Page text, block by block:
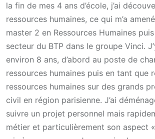
la fin de mes 4 ans d’école, j’ai
ressources humaines, ce qui m’a
master 2 en Ressources Humaines
secteur du BTP dans le groupe Vinci.
environ 8 ans, d’abord au poste de
ressources humaines puis en tant que
ressources humaines sur des grands
civil en région parisienne. J’ai
suivre un projet personnel mais
métier et particulièrement son aspect «